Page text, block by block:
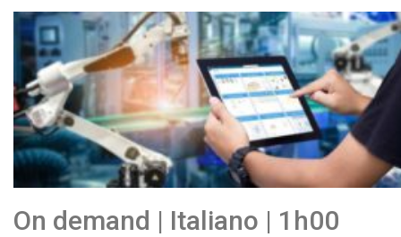
On demand | Italiano | 1h00